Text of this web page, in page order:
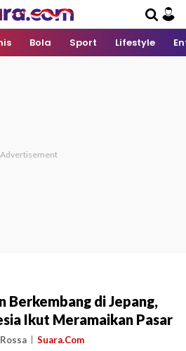
Bola Sport Lifestyle
Berkembang di Jepang,
Ikut Meramaikan Pasar
Suara.Com